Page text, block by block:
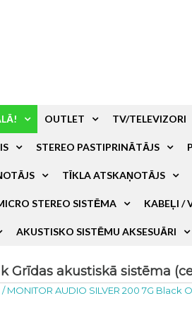
OUTLET TV/TELEVIZORI
STEREO PASTIPRINĀTĀJS
TĪKLA ATSKAŅOTĀJS
STEREO SISTĒMA KABEĻI /
AKUSTISKO SISTĒMU AKSESUĀRI
Grīdas akustiskā sistēma
/MONITOR AUDIO SILVER 200 7G Black